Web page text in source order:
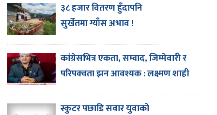
३८ हजार वितरण हुँदापनि
सुर्खेतमा ग्याँस अभाव !
कांग्रेसभित्र एकता, सम्वाद, जिम्मेवारी र
परिपक्वता झन आवश्यक : लक्ष्मण शाही
स्कुटर पछाडि सवार युवाको